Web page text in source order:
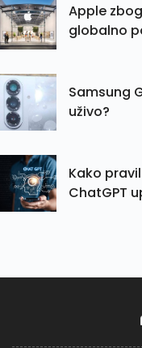
Apple
globalno
Samsung
uživo?
Kako
ChatGPT